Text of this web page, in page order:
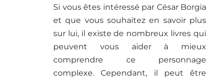
Si vous êtes intéressé par César Borgia
et que vous souhaitez en savoir plus
sur lui, il existe de nombreux livres qui
peuvent vous aider à mieux
comprendre ce personnage
complexe. Cependant, il peut être